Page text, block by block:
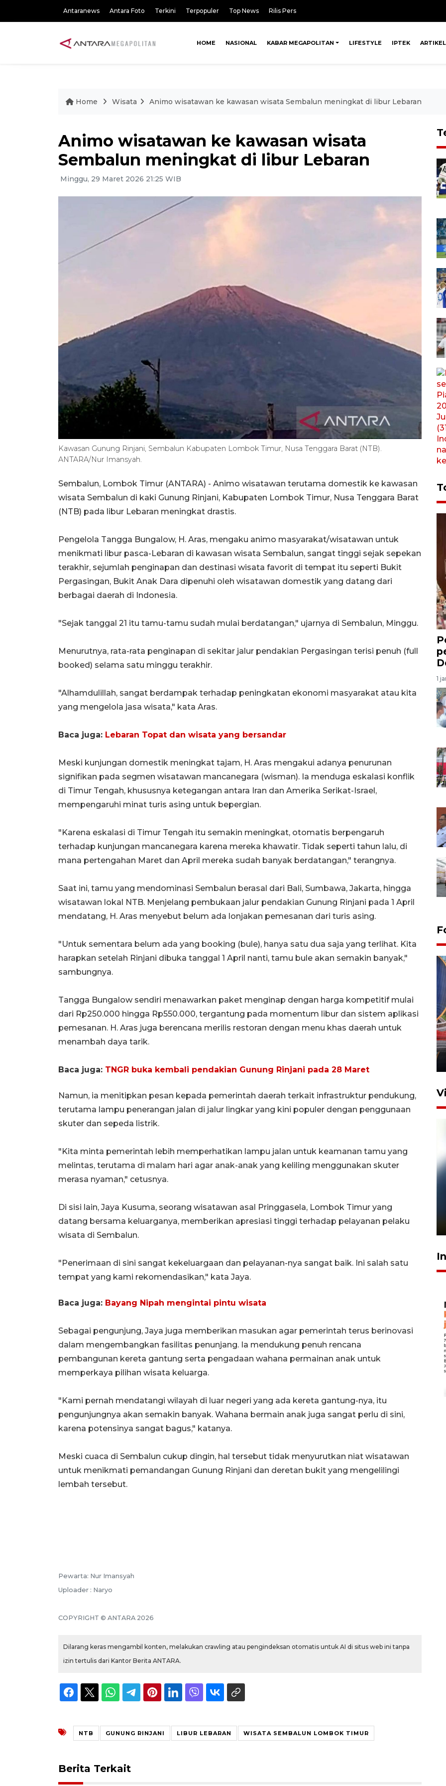
Antaranews Antara Foto Terkini Terpopuler Top News Rilis Pers
HOME NASIONAL KABAR MEGAPOLITAN LIFESTYLE IPTEK ARTIKEL
Home Wisata Animo wisatawan ke kawasan wisata Sembalun meningkat di libur Lebaran
Animo wisatawan ke kawasan wisata
Sembalun meningkat di libur Lebaran
Minggu, 29 Maret 2026 21:25 WIB
Kawasan Gunung Rinjani, Sembalun Kabupaten Lombok Timur, Nusa Tenggara Barat (NTB).
ANTARA/Nur Imansyah.
Sembalun, Lombok Timur (ANTARA) - Animo wisatawan terutama domestik ke kawasan
wisata Sembalun di kaki Gunung Rinjani, Kabupaten Lombok Timur, Nusa Tenggara Barat
(NTB) pada libur Lebaran meningkat drastis.
Pengelola Tangga Bungalow, H. Aras, mengaku animo masyarakat/wisatawan untuk
menikmati libur pasca-Lebaran di kawasan wisata Sembalun, sangat tinggi sejak sepekan
terakhir, sejumlah penginapan dan destinasi wisata favorit di tempat itu seperti Bukit
Pergasingan, Bukit Anak Dara dipenuhi oleh wisatawan domestik yang datang dari
berbagai daerah di Indonesia.
"Sejak tanggal 21 itu tamu-tamu sudah mulai berdatangan," ujarnya di Sembalun, Minggu.
Menurutnya, rata-rata penginapan di sekitar jalur pendakian Pergasingan terisi penuh (full
booked) selama satu minggu terakhir.
"Alhamdulillah, sangat berdampak terhadap peningkatan ekonomi masyarakat atau kita
yang mengelola jasa wisata," kata Aras.
Baca juga: Lebaran Topat dan wisata yang bersandar
Meski kunjungan domestik meningkat tajam, H. Aras mengakui adanya penurunan
signifikan pada segmen wisatawan mancanegara (wisman). Ia menduga eskalasi konflik
di Timur Tengah, khususnya ketegangan antara Iran dan Amerika Serikat-Israel,
mempengaruhi minat turis asing untuk bepergian.
"Karena eskalasi di Timur Tengah itu semakin meningkat, otomatis berpengaruh
terhadap kunjungan mancanegara karena mereka khawatir. Tidak seperti tahun lalu, di
mana pertengahan Maret dan April mereka sudah banyak berdatangan," terangnya.
Saat ini, tamu yang mendominasi Sembalun berasal dari Bali, Sumbawa, Jakarta, hingga
wisatawan lokal NTB. Menjelang pembukaan jalur pendakian Gunung Rinjani pada 1 April
mendatang, H. Aras menyebut belum ada lonjakan pemesanan dari turis asing.
"Untuk sementara belum ada yang booking (bule), hanya satu dua saja yang terlihat. Kita
harapkan setelah Rinjani dibuka tanggal 1 April nanti, tamu bule akan semakin banyak,"
sambungnya.
Tangga Bungalow sendiri menawarkan paket menginap dengan harga kompetitif mulai
dari Rp250.000 hingga Rp550.000, tergantung pada momentum libur dan sistem aplikasi
pemesanan. H. Aras juga berencana merilis restoran dengan menu khas daerah untuk
menambah daya tarik.
Baca juga: TNGR buka kembali pendakian Gunung Rinjani pada 28 Maret
Namun, ia menitipkan pesan kepada pemerintah daerah terkait infrastruktur pendukung,
terutama lampu penerangan jalan di jalur lingkar yang kini populer dengan penggunaan
skuter dan sepeda listrik.
"Kita minta pemerintah lebih memperhatikan lampu jalan untuk keamanan tamu yang
melintas, terutama di malam hari agar anak-anak yang keliling menggunakan skuter
merasa nyaman," cetusnya.
Di sisi lain, Jaya Kusuma, seorang wisatawan asal Pringgasela, Lombok Timur yang
datang bersama keluarganya, memberikan apresiasi tinggi terhadap pelayanan pelaku
wisata di Sembalun.
"Penerimaan di sini sangat kekeluargaan dan pelayanan-nya sangat baik. Ini salah satu
tempat yang kami rekomendasikan," kata Jaya.
Baca juga: Bayang Nipah mengintai pintu wisata
Sebagai pengunjung, Jaya juga memberikan masukan agar pemerintah terus berinovasi
dalam mengembangkan fasilitas penunjang. Ia mendukung penuh rencana
pembangunan kereta gantung serta pengadaan wahana permainan anak untuk
memperkaya pilihan wisata keluarga.
"Kami pernah mendatangi wilayah di luar negeri yang ada kereta gantung-nya, itu
pengunjungnya akan semakin banyak. Wahana bermain anak juga sangat perlu di sini,
karena potensinya sangat bagus," katanya.
Meski cuaca di Sembalun cukup dingin, hal tersebut tidak menyurutkan niat wisatawan
untuk menikmati pemandangan Gunung Rinjani dan deretan bukit yang mengelilingi
lembah tersebut.
Pewarta: Nur Imansyah
Uploader : Naryo
COPYRIGHT © ANTARA 2026
Dilarang keras mengambil konten, melakukan crawling atau pengindeksan otomatis untuk AI di situs web ini tanpa
izin tertulis dari Kantor Berita ANTARA.
NTB GUNUNG RINJANI LIBUR LEBARAN WISATA SEMBALUN LOMBOK TIMUR
Berita Terkait
1
Komisi V DPR tinjau
perlintasan sebidang di
sampai 8 tahan?
1 Juni 2026 05:47